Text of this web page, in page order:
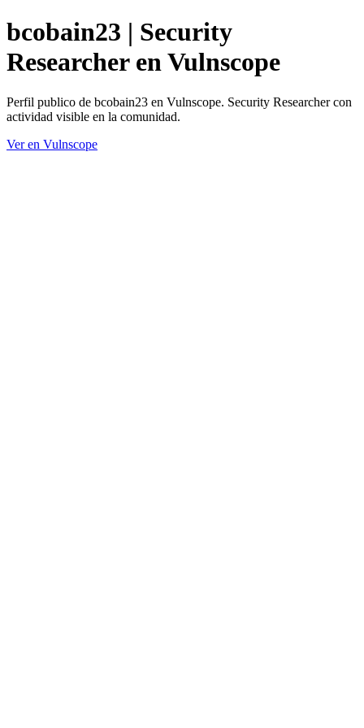
bcobain23 | Security
Researcher en Vulnscope
Perfil publico de bcobain23 en Vulnscope. Security Researcher con
actividad visible en la comunidad.
Ver en Vulnscope